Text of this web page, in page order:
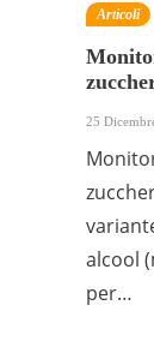
Articoli
25
alcool
per…